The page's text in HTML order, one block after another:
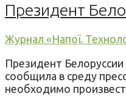
Президент
Журнал «Напої.
Президент
сообщила в среду
необходимо